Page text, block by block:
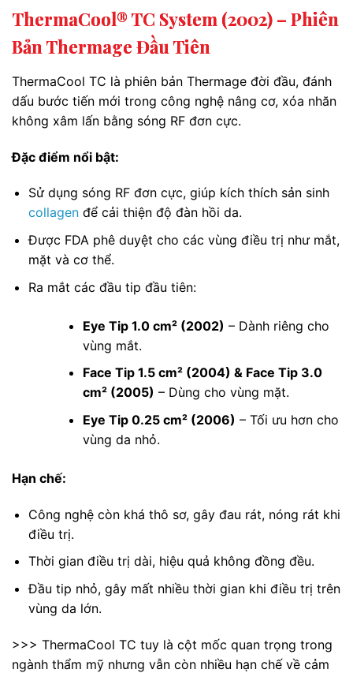
ThermaCool® TC System (2002) – Phiên
Bản Thermage Đầu Tiên
ThermaCool TC là phiên bản Thermage đời đầu, đánh
dấu bước tiến mới trong công nghệ nâng cơ, xóa nhăn
không xâm lấn bằng sóng RF đơn cực.
Đặc điểm nổi bật:
Sử dụng sóng RF đơn cực, giúp kích thích sản sinh
collagenđể cải thiện độ đàn hồi da.
Được FDA phê duyệt cho các vùng điều trị như mắt,
mặt và cơ thể.
Ra mắt các đầu tip đầu tiên:
Eye Tip 1.0 cm² (2002) – Dành riêng cho
vùng mắt.
Face Tip 1.5 cm² (2004) & Face Tip 3.0
cm² (2005) – Dùng cho vùng mặt.
Eye Tip 0.25 cm² (2006) – Tối ưu hơn cho
vùng da nhỏ.
Hạn chế:
Công nghệ còn khá thô sơ, gây đau rát, nóng rát khi
điều trị.
Thời gian điều trị dài, hiệu quả không đồng đều.
Đầu tip nhỏ, gây mất nhiều thời gian khi điều trị trên
vùng da lớn.
>>> ThermaCool TC tuy là cột mốc quan trọng trong
ngành thẩm mỹ nhưng vẫn còn nhiều hạn chế về cảm